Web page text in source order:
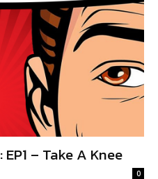
– Take A Knee
0